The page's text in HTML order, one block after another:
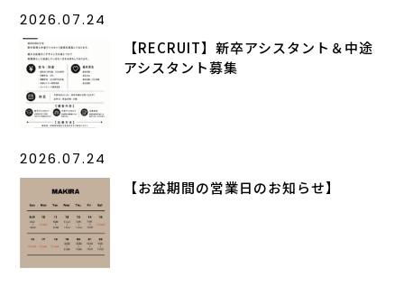
2026.07.24
【RECRUIT】新卒アシスタント＆中途
アシスタント募集
2026.07.24
【お盆期間の営業日のお知らせ】